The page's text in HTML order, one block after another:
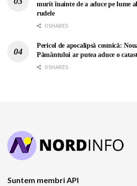
murit înainte de a aduce pe lume
rudele
0 SHARES
Pericol de apocalipsă cosmică:
Pământului ar putea aduce o
0 SHARES
Suntem membri API